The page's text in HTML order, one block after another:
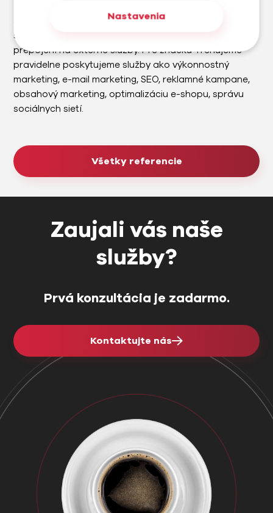
shopu s ohľadom na UX a UI. Následne sme vytvorili e-
shop na mieru s množstvom custom funkcií a
prepojení na externé služby. Pre značku Trenujeme
pravidelne poskytujeme služby ako výkonnostný
marketing, e-mail marketing, SEO, reklamné kampane,
obsahový marketing, optimalizáciu e-shopu, správu
sociálnych sietí.
Všetky referencie
Zaujali vás naše
služby?
Prvá konzultácia je zadarmo.
Kontaktujte nás
Nastavenia